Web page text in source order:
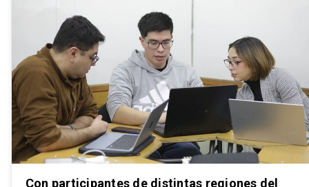
Con participantes de distintas regiones del